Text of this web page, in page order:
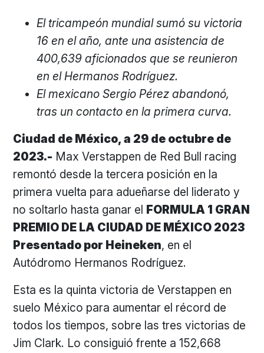
El tricampeón mundial sumó su victoria
16 en el año, ante una asistencia de
400,639 aficionados que se reunieron
en el Hermanos Rodríguez.
El mexicano Sergio Pérez abandonó,
tras un contacto en la primera curva.
Ciudad de México, a 29 de octubre de
2023.- Max Verstappen de Red Bull racing
remontó desde la tercera posición en la
primera vuelta para adueñarse del liderato y
no soltarlo hasta ganar el FORMULA 1 GRAN
PREMIO DE LA CIUDAD DE MÉXICO 2023
Presentado por Heineken, en el
Autódromo Hermanos Rodríguez.
Esta es la quinta victoria de Verstappen en
suelo México para aumentar el récord de
todos los tiempos, sobre las tres victorias de
Jim Clark. Lo consiguió frente a 152,668